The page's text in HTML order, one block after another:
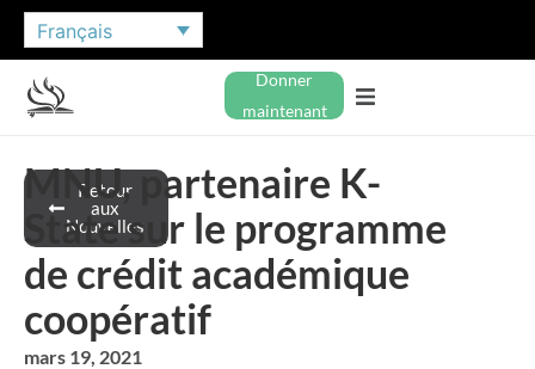
Français
Donner
maintenant
Retour
aux
Nouvelles
MNU, partenaire K-
State sur le programme
de crédit académique
coopératif
mars 19, 2021